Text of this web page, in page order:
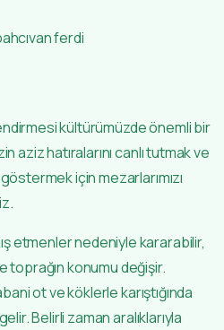
kültürümüzde önemli bir
aziz hatıralarını canlı tutmak ve
göstermek için mezarlarımızı
etmenler nedeniyle kararabilir,
konumu değişir.
ot ve köklerle karıştığında
Belirli zaman aralıklarıyla